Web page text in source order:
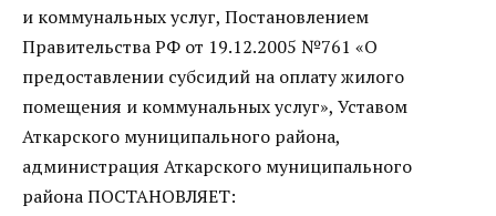
и коммунальных услуг, Постановлением
Правительства РФ от 19.12.2005 №761 «О
предоставлении субсидий на оплату жилого
помещения и коммунальных услуг», Уставом
Аткарского муниципального района,
администрация Аткарского муниципального
района ПОСТАНОВЛЯЕТ: